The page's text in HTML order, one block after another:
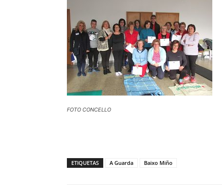
FOTO CONCELLO
ETIQUETAS A Guarda Baixo Miño